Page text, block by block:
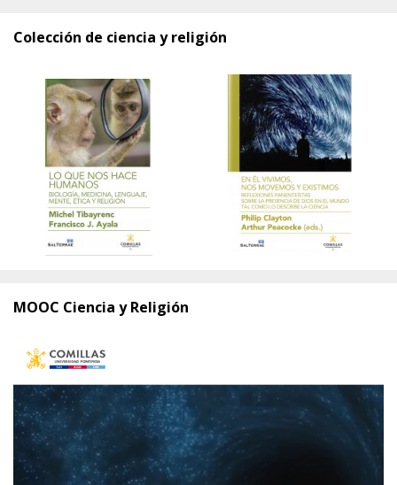
Colección de ciencia y religión
MOOC Ciencia y Religión